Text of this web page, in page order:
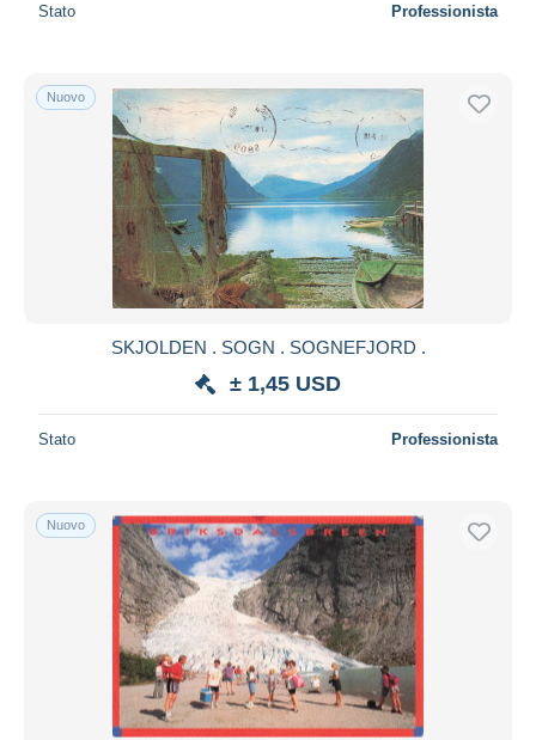
Stato Professionista
Nuovo
SKJOLDEN . SOGN . SOGNEFJORD .
± 1,45 USD
Stato Professionista
Nuovo